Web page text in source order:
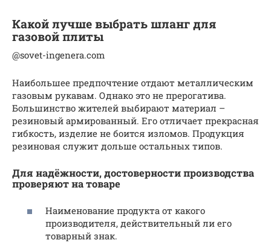
Какой лучше выбрать шланг для
газовой плиты
@sovet-ingenera.com
Наибольшее предпочтение отдают металлическим
газовым рукавам. Однако это не прерогатива.
Большинство жителей выбирают материал –
резиновый армированный. Его отличает прекрасная
гибкость, изделие не боится изломов. Продукция
резиновая служит дольше остальных типов.
Для надёжности, достоверности производства
проверяют на товаре
Наименование продукта от какого
производителя, действительный ли его
товарный знак.